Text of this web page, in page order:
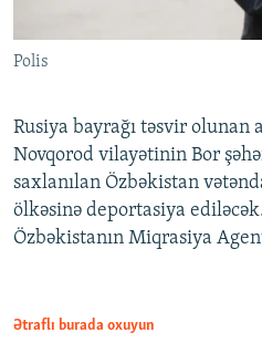
Polis
Rusiya bayrağı təsvir olunan
Novqorod vilayətinin Bor
saxlanılan Özbəkistan
ölkəsinə deportasiya
Özbəkistanın Miqrasiya
Ətraflı burada oxuyun